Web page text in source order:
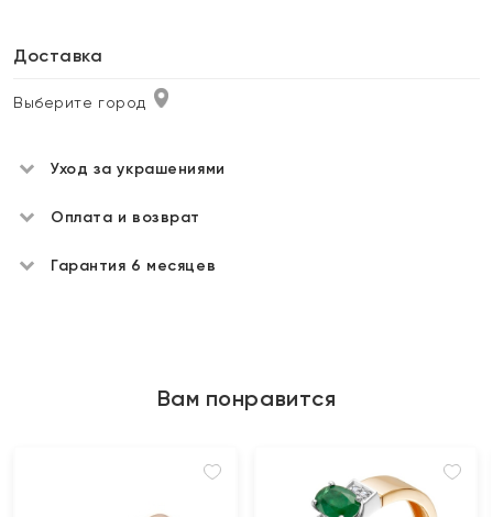
Доставка
Выберите город
Уход за украшениями
Оплата и возврат
Гарантия 6 месяцев
Вам понравится